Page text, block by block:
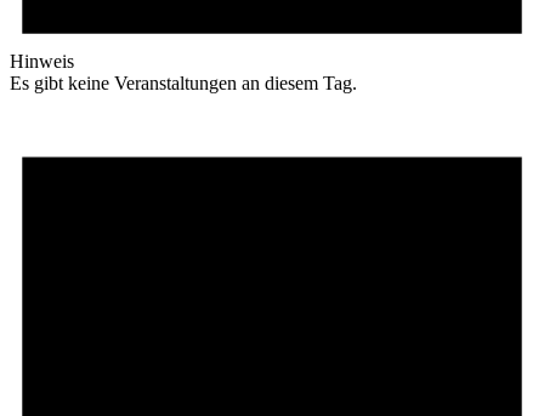
Hinweis
Es gibt keine Veranstaltungen an diesem Tag.